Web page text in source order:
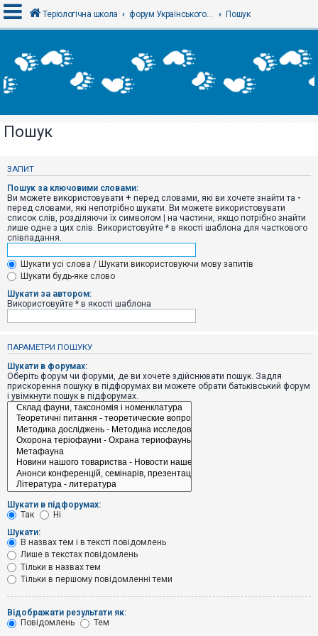
х
і
Р
с
р
а
ц
і
я
Т
е
м
и
б
і
п
о
в
і
д
в
н
т
е
м
и
о
ш
Теріологічна школа форум Українського теріологічного товариства Пошук
Пошук
ЗАПИТ
Пошук за ключовими словами:
Ви можете використовувати + перед словами, які ви хочете знайти та -
перед словами, які непотрібно шукати. Ви можете використовувати
список слів, розділяючи їх символом | на частини, якщо потрібно знайти
лише одне з цих слів. Використовуйте * в якості шаблона для часткового
співпадання.
Шукати усі слова / Шукати використовуючи мову запитів
Шукати будь-яке слово
Шукати за автором:
Використовуйте * в якості шаблона
ПАРАМЕТРИ ПОШУКУ
Шукати в форумах:
Оберіть форум чи форуми, де ви хочете здійснювати пошук. Задля
прискорення пошуку в підфорумах ви можете обрати батьківський форум
і увімкнути пошук в підфорумах.
Шукати в підфорумах:
Так
Ні
Шукати:
В назвах тем і в тексті повідомлень
Лише в текстах повідомлень
Тільки в назвах тем
Тільки в першому повідомленні теми
Відображати результати як:
Повідомлень
Тем